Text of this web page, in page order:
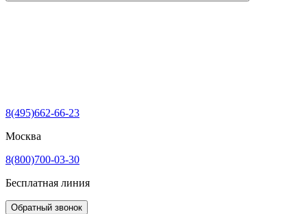
8(495)662-66-23
Москва
8(800)700-03-30
Бесплатная линия
Обратный звонок